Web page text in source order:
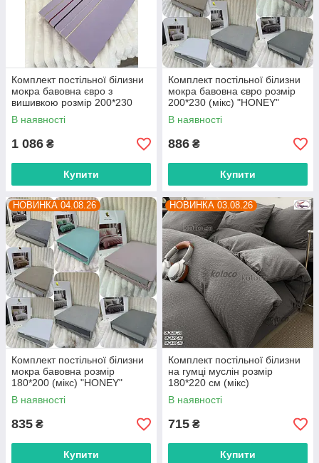
Комплект постільної білизни
мокра бавовна євро з
вишивкою розмір 200*230
(мікс) "HONEY" недорого від
прямого постачальника
В наявності
1 086 ₴
Купити
Комплект постільної білизни
мокра бавовна євро розмір
200*230 (мікс) "HONEY"
недорого від прямого
постачальника
В наявності
886 ₴
Купити
НОВИНКА 04.08.26
Комплект постільної білизни
мокра бавовна розмір
180*200 (мікс) "HONEY"
недорого від прямого
постачальника
В наявності
835 ₴
Купити
НОВИНКА 03.08.26
Комплект постільної білизни
на гумці муслін розмір
180*220 см (мікс)
"POSTELKA" недорого від
прямого постачальника
В наявності
715 ₴
Купити